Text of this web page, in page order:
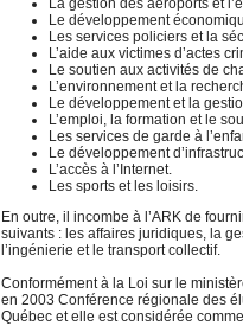
La gestion des aéroports et
Le développement
Les services policiers et la
L’aide aux victimes d’actes
Le soutien aux activités de
L’environnement et la
Le développement et la
L’emploi, la formation et le
Les services de garde à
Le développement
L’accès à l’Internet.
Les sports et les loisirs.
En outre, il incombe à l’ARK de
suivants : les affaires juridiques, la
l’ingénierie et le transport collectif.
Conformément à la Loi sur le
en 2003 Conférence régionale des
Québec et elle est considérée